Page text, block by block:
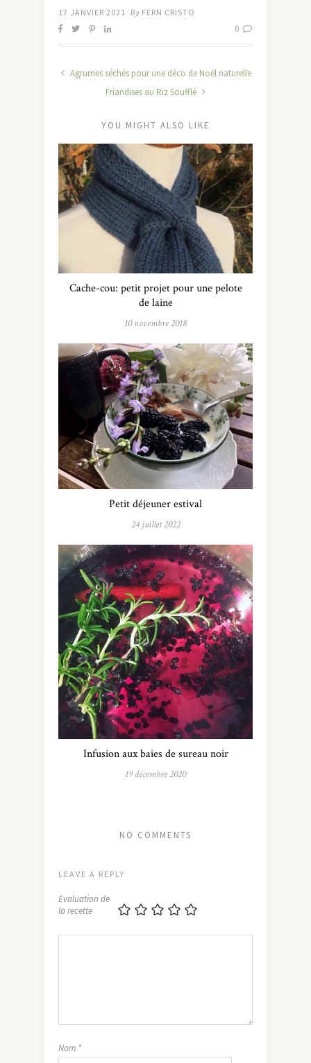
17 JANVIER 2021 By FERN CRISTO
0
Agrumes séchés pour une déco de Noël naturelle
Friandises au Riz Soufflé
YOU MIGHT ALSO LIKE
Cache-cou: petit projet pour une pelote
de laine
10 novembre 2018
Petit déjeuner estival
24 juillet 2022
Infusion aux baies de sureau noir
19 décembre 2020
NO COMMENTS
LEAVE A REPLY
Evaluation de
la recette
Nom *